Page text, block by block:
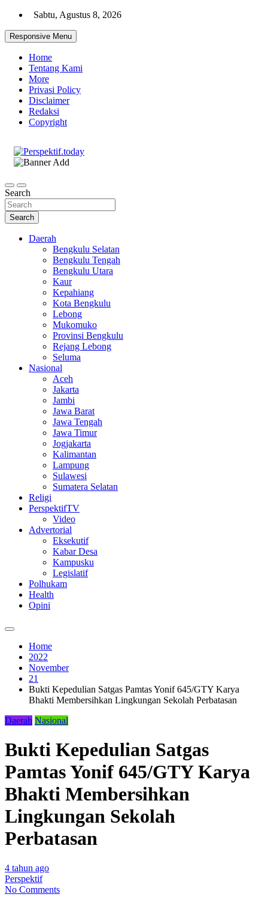
Skip
content
Sabtu, Agustus 8, 2026
Responsive Menu
Home
Tentang Kami
More
Privasi Policy
Disclaimer
Redaksi
Copyright
Search
Search
Daerah
Bengkulu Selatan
Bengkulu Tengah
Bengkulu Utara
Kaur
Kepahiang
Kota Bengkulu
Lebong
Mukomuko
Provinsi Bengkulu
Rejang Lebong
Seluma
Nasional
Aceh
Jakarta
Jambi
Jawa Barat
Jawa Tengah
Jawa Timur
Jogjakarta
Kalimantan
Lampung
Sulawesi
Sumatera Selatan
Religi
PerspektifTV
Video
Advertorial
Eksekutif
Kabar Desa
Kampusku
Legislatif
Polhukam
Health
Opini
Home
2022
November
21
Bukti Kepedulian Satgas Pamtas Yonif 645/GTY Karya
Bhakti Membersihkan Lingkungan Sekolah Perbatasan
Daerah Nasional
Bukti Kepedulian Satgas
Pamtas Yonif 645/GTY Karya
Bhakti Membersihkan
Lingkungan Sekolah
Perbatasan
4 tahun ago
Perspektif
No Comments